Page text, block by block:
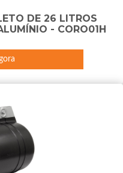
DE 26 LITROS
- CORO01H